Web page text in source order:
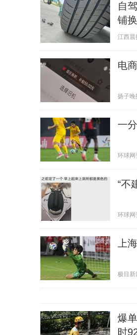
自
铺
江西
电
扬子
一
环球
“不
环球
上
极目
爆
时